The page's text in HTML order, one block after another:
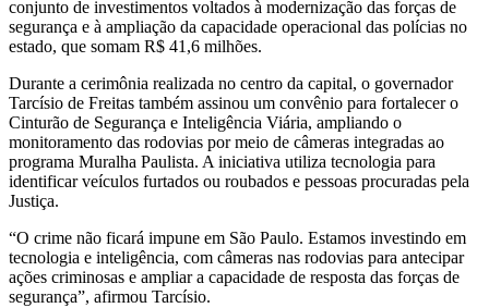
conjunto de investimentos voltados à modernização das forças de
segurança e à ampliação da capacidade operacional das polícias no
estado, que somam R$ 41,6 milhões.
Durante a cerimônia realizada no centro da capital, o governador
Tarcísio de Freitas também assinou um convênio para fortalecer o
Cinturão de Segurança e Inteligência Viária, ampliando o
monitoramento das rodovias por meio de câmeras integradas ao
programa Muralha Paulista. A iniciativa utiliza tecnologia para
identificar veículos furtados ou roubados e pessoas procuradas pela
Justiça.
“O crime não ficará impune em São Paulo. Estamos investindo em
tecnologia e inteligência, com câmeras nas rodovias para antecipar
ações criminosas e ampliar a capacidade de resposta das forças de
segurança”, afirmou Tarcísio.